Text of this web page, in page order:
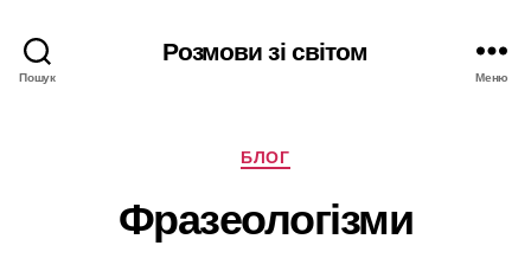
Пошук
Розмови зі світом
Меню
Категорії
БЛОГ
Фразеологізми